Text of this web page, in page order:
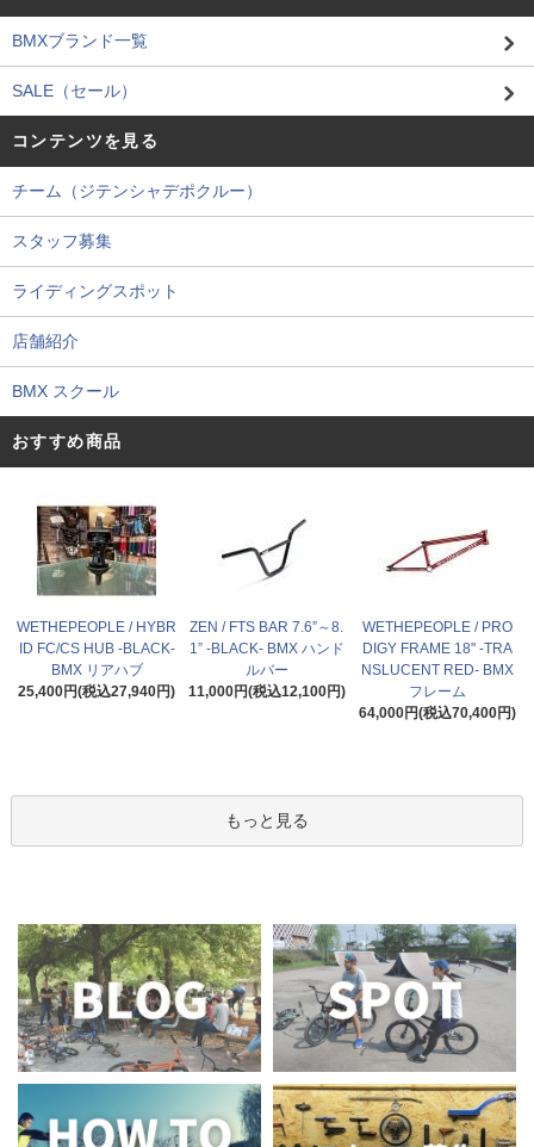
BMXブランド一覧
SALE（セール）
コンテンツを見る
チーム（ジテンシャデポクルー）
スタッフ募集
ライディングスポット
店舗紹介
BMX スクール
おすすめ商品
WETHEPEOPLE / HYBR
ID FC/CS HUB -BLACK-
BMX リアハブ
25,400円(税込27,940円)
ZEN / FTS BAR 7.6”～8.
1” -BLACK- BMX ハンド
ルバー
11,000円(税込12,100円)
WETHEPEOPLE / PRO
DIGY FRAME 18" -TRA
NSLUCENT RED- BMX
フレーム
64,000円(税込70,400円)
もっと見る